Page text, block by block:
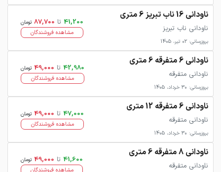
ناودانی 16 ناب تبریز 6 متری
ناودانی ناب تبریز
بروزرسانی: 02 تیر، 1405
41,200 تا 87,700 تومان
مشاهده فروشندگان
ناودانی 6 متفرقه 6 متری
ناودانی متفرقه
بروزرسانی: 30 خرداد، 1405
42,980 تا 49,000 تومان
مشاهده فروشندگان
ناودانی 6 متفرقه 12 متری
ناودانی متفرقه
بروزرسانی: 30 خرداد، 1405
47,000 تا 49,000 تومان
مشاهده فروشندگان
ناودانی 8 متفرقه 6 متری
ناودانی متفرقه
41,600 تا 49,000 تومان
مشاهده فروشندگان